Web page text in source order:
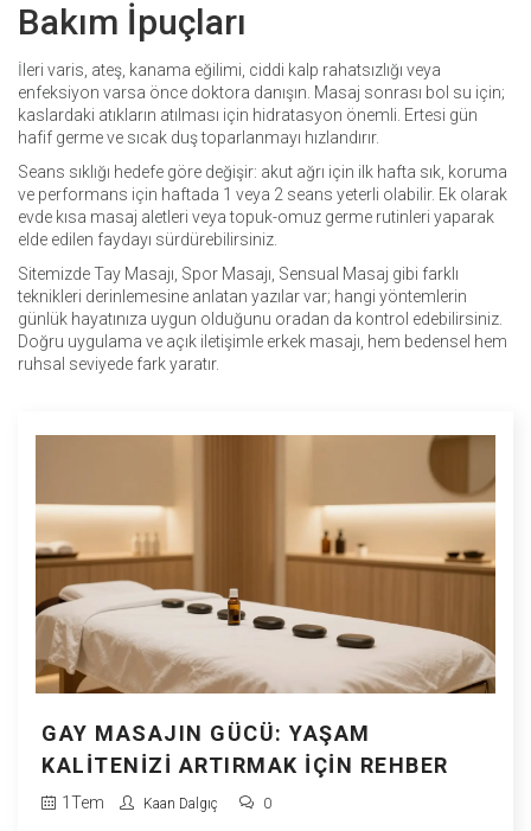
Bakım İpuçları
İleri varis, ateş, kanama eğilimi, ciddi kalp rahatsızlığı veya
enfeksiyon varsa önce doktora danışın. Masaj sonrası bol su için;
kaslardaki atıkların atılması için hidratasyon önemli. Ertesi gün
hafif germe ve sıcak duş toparlanmayı hızlandırır.
Seans sıklığı hedefe göre değişir: akut ağrı için ilk hafta sık, koruma
ve performans için haftada 1 veya 2 seans yeterli olabilir. Ek olarak
evde kısa masaj aletleri veya topuk-omuz germe rutinleri yaparak
elde edilen faydayı sürdürebilirsiniz.
Sitemizde Tay Masajı, Spor Masajı, Sensual Masaj gibi farklı
teknikleri derinlemesine anlatan yazılar var; hangi yöntemlerin
günlük hayatınıza uygun olduğunu oradan da kontrol edebilirsiniz.
Doğru uygulama ve açık iletişimle erkek masajı, hem bedensel hem
ruhsal seviyede fark yaratır.
GAY MASAJIN GÜCÜ: YAŞAM
KALITENIZI ARTIRMAK İÇIN REHBER
1 Tem Kaan Dalgıç 0